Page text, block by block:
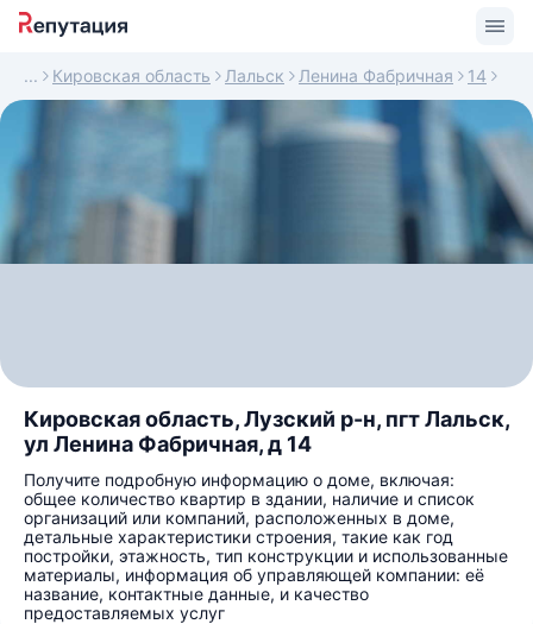
Кировская область Лальск Ленина Фабричная 14
Кировская область, Лузский р-н, пгт Лальск,
ул Ленина Фабричная, д 14
Получите подробную информацию о доме, включая:
общее количество квартир в здании, наличие и список
организаций или компаний, расположенных в доме,
детальные характеристики строения, такие как год
постройки, этажность, тип конструкции и использованные
материалы, информация об управляющей компании: её
название, контактные данные, и качество
предоставляемых услуг